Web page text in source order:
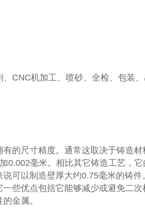
CNC机加工、喷砂、全检、包装、
的尺寸精度。通常这取决于铸造
0.002毫米。相比其它铸造工艺，
可以制造壁厚大约0.75毫米的铸
些优点包括它能够减少或避免二
金属。